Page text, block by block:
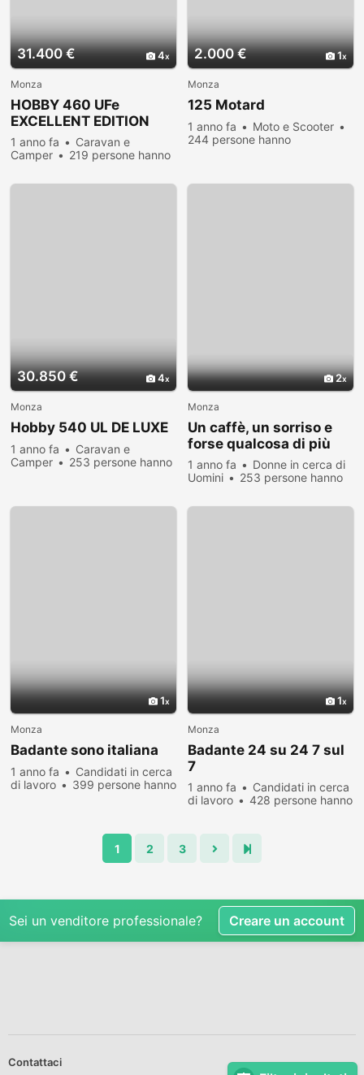
31.400 € 4
Monza
HOBBY 460 UFe
EXCELLENT EDITION
1 anno fa
Caravan e
Camper
219 persone hanno
2.000 € 1
Monza
125 Motard
1 anno fa
Moto e Scooter
244 persone hanno
30.850 € 4
Monza
Hobby 540 UL DE LUXE
1 anno fa
Caravan e
Camper
253 persone hanno
2
Monza
Un caffè, un sorriso e
forse qualcosa di più
1 anno fa
Donne in cerca di
Uomini
253 persone hanno
1
Monza
Badante sono italiana
1 anno fa
Candidati in cerca
di lavoro
399 persone hanno
1
Monza
Badante 24 su 24 7 sul
7
1 anno fa
Candidati in cerca
di lavoro
428 persone hanno
1 2 3
Sei un venditore professionale? Creare un account
Contattaci